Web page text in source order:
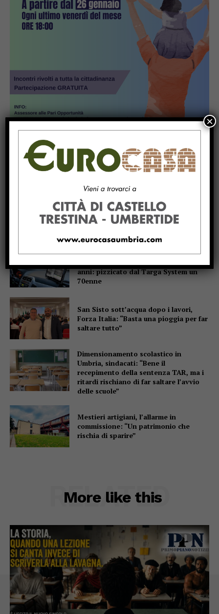
Popular
La Storia, quando una lezione si canta
invece di scriverla alla lavagna
Motociclo senza patente,
anni: pizzicato dal Targa System un
70enne
San Sisto sott’acqua dopo i lavori,
Forza Italia: “Basta una pioggia per far
saltare tutto”
Dimensionamento scolastico in
Umbria, sindacati: “Bene il
recepimento della sentenza TAR, ma i
ritardi rischiano di far saltare l’avvio
delle scuole”
Mestieri artigiani, l’allarme in
commissione: “Un patrimonio che
rischia di sparire”
More like this
RELATED
×